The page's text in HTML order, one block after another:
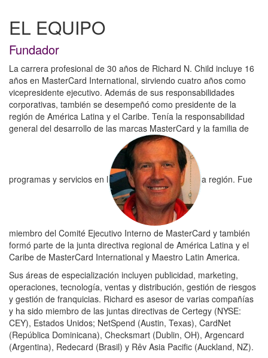
EL EQUIPO
Fundador
La carrera profesional de 30 años de Richard N. Child incluye 16
años en MasterCard International, sirviendo cuatro años como
vicepresidente ejecutivo. Además de sus responsabilidades
corporativas, también se desempeñó como presidente de la
región de América Latina y el Caribe. Tenía la responsabilidad
general del desarrollo de las marcas MasterCard y la familia de
programas y servicios en l a región. Fue
miembro del Comité Ejecutivo Interno de MasterCard y también
formó parte de la junta directiva regional de América Latina y el
Caribe de MasterCard International y Maestro Latin America.
Sus áreas de especialización incluyen publicidad, marketing,
operaciones, tecnología, ventas y distribución, gestión de riesgos
y gestión de franquicias. Richard es asesor de varias compañías
y ha sido miembro de las juntas directivas de Certegy (NYSE:
CEY), Estados Unidos; NetSpend (Austin, Texas), CardNet
(República Dominicana), Checksmart (Dublin, OH), Argencard
(Argentina), Redecard (Brasil) y Rêv Asia Pacific (Auckland, NZ).